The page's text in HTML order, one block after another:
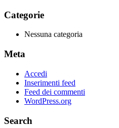
Categorie
Nessuna categoria
Meta
Accedi
Inserimenti feed
Feed dei commenti
WordPress.org
Search